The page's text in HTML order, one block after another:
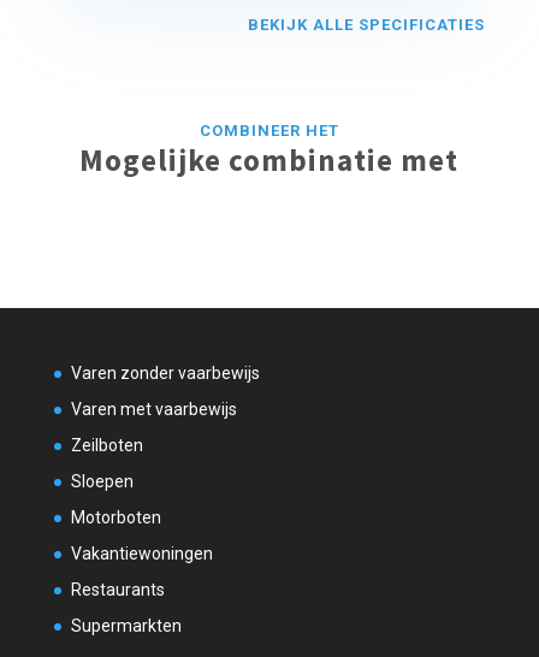
BEKIJK ALLE SPECIFICATIES
COMBINEER HET
Mogelijke combinatie met
Varen zonder vaarbewijs
Varen met vaarbewijs
Zeilboten
Sloepen
Motorboten
Vakantiewoningen
Restaurants
Supermarkten